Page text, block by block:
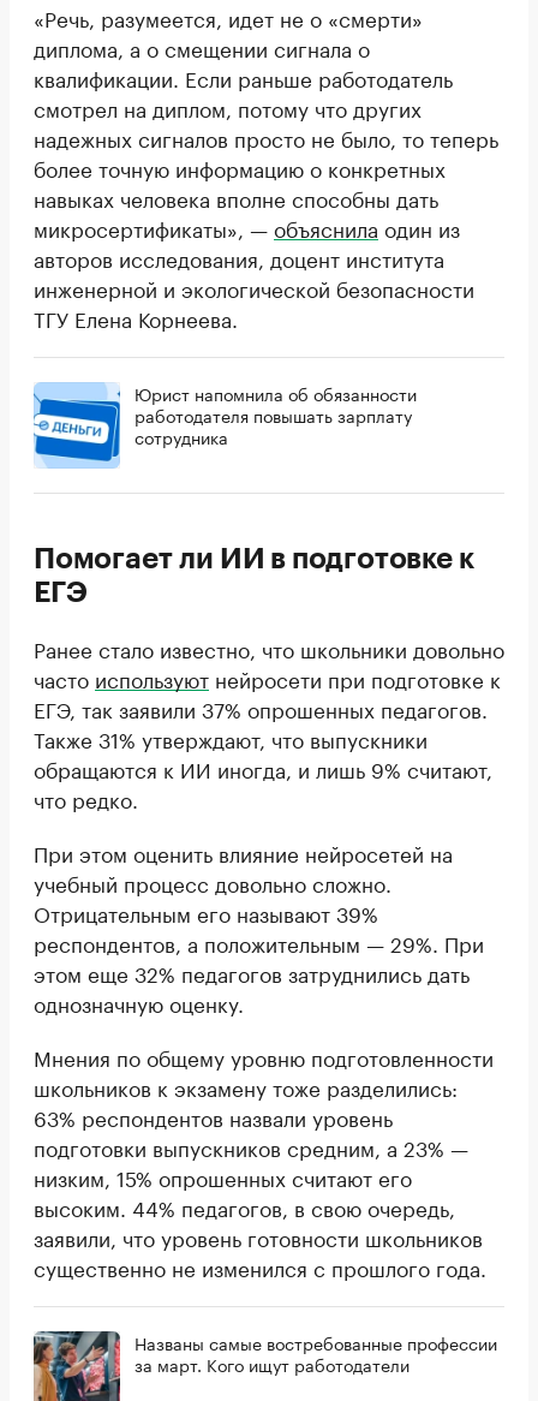
«Речь, разумеется, идет не о «смерти»
диплома, а о смещении сигнала о
квалификации. Если раньше работодатель
смотрел на диплом, потому что других
надежных сигналов просто не было, то теперь
более точную информацию о конкретных
навыках человека вполне способны дать
микросертификаты», —объяснила один из
авторов исследования, доцент института
инженерной и экологической безопасности
ТГУ Елена Корнеева.
Юрист напомнила об обязанности
работодателя повышать зарплату
сотрудника
Помогает ли ИИ в подготовке к
ЕГЭ
Ранее стало известно, что школьники довольно
часто используют нейросети при подготовке к
ЕГЭ, так заявили 37% опрошенных педагогов.
Также 31% утверждают, что выпускники
обращаются к ИИ иногда, и лишь 9% считают,
что редко.
При этом оценить влияние нейросетей на
учебный процесс довольно сложно.
Отрицательным его называют 39%
респондентов, а положительным — 29%. При
этом еще 32% педагогов затруднились дать
однозначную оценку.
Мнения по общему уровню подготовленности
школьников к экзамену тоже разделились:
63% респондентов назвали уровень
подготовки выпускников средним, а 23% —
низким, 15% опрошенных считают его
высоким. 44% педагогов, в свою очередь,
заявили, что уровень готовности школьников
существенно не изменился с прошлого года.
Названы самые востребованные профессии
за март. Кого ищут работодатели